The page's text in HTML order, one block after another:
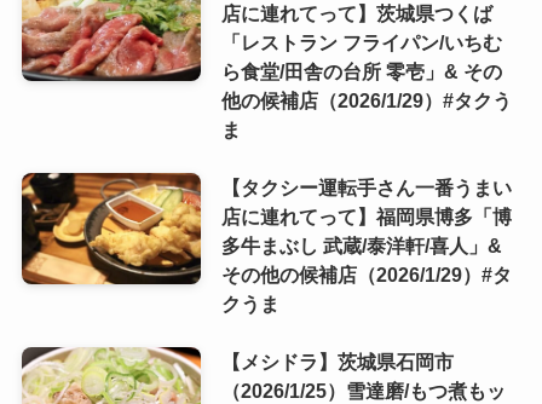
店に連れてって】茨城県つくば
「レストラン フライパン/いちむ
ら食堂/田舎の台所 零壱」& その
他の候補店（2026/1/29）#タクう
ま
【タクシー運転手さん一番うまい
店に連れてって】福岡県博多「博
多牛まぶし 武蔵/泰洋軒/喜人」&
その他の候補店（2026/1/29）#タ
クうま
【メシドラ】茨城県石岡市
（2026/1/25）雪達磨/もつ煮もッ